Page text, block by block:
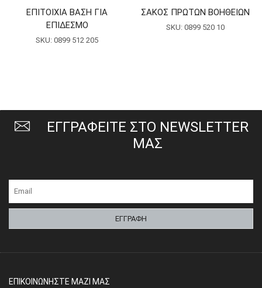
ΕΠΙΤΟΙΧΙΑ ΒΑΣΗ ΓΙΑ
ΕΠΙΔΕΣΜΟ
SKU: 0899 512 205
ΣΑΚΟΣ ΠΡΩΤΩΝ ΒΟΗΘΕΙΩΝ
SKU: 0899 520 10
ΕΓΓΡΑΦΕΙΤΕ ΣΤΟ NEWSLETTER
ΜΑΣ
ΕΠΙΚΟΙΝΩΝΗΣΤΕ ΜΑΖΙ ΜΑΣ